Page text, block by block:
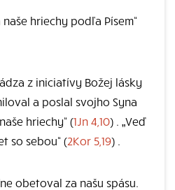
naše hriechy podľa Písem“
z iniciatívy Božej lásky
a poslal svojho Syna
hriechy“ (1Jn 4,10) . „Veď
so sebou“ (2Kor 5,19) .
obetoval za našu spásu.